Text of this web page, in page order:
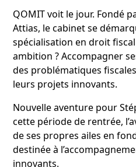
QOMIT voit le jour. Fondé
Attias, le cabinet se
spécialisation en droit
ambition ? Accompagner
des problématiques
leurs projets innovants.
Nouvelle aventure pour
cette période de rentrée,
de ses propres ailes en
destinée à
innovants.